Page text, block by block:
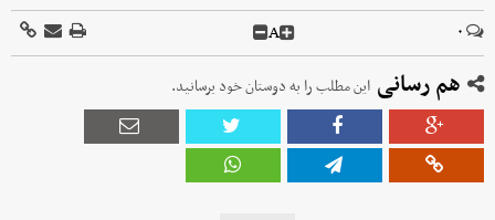
۰ A
هم رسانی این مطلب را به دوستان خود برسانید.